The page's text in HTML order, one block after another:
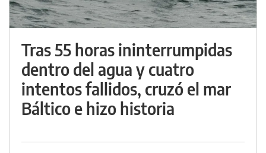
Tras 55 horas ininterrumpidas
dentro del agua y cuatro
intentos fallidos, cruzó el mar
Báltico e hizo historia